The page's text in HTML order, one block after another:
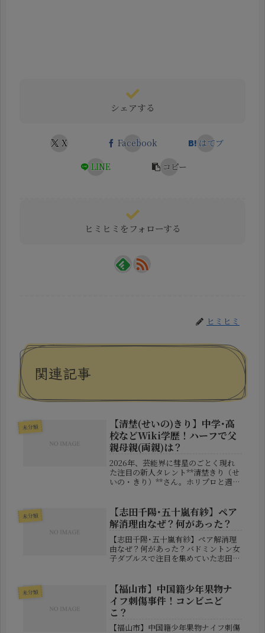
シェアする
X Facebook
はてブ
LINE
コピー
ヒミヒミをフォローする
ヒミヒミ
関連記事
未分類
【清埜(せいの)きり】中学･高
校などWiki学歴！ハーフで父
親母親(両親)は？
2026年、芸能界に彗星のごとく現れ
た注目の新人タレント**清埜きり（せ
いの・きり）**さん。ホリプロと週刊
獲得し、その瞬間から検索急上昇ワー
ドに躍り出ました。今回は、...
未分類
【志田千陽･五十嵐有紗】ペア
解消理由なぜ？何があった？
【志田千陽･五十嵐有紗】ペア解消理
由なぜ？何があった？バドミントン女
子ダブルスで注目を集めていた志田千
年パリオリンピック銅メダリストの志
田選手と、混合ダブルスで長年トッ
プ...
未分類
【福山市】中国籍少年果物ナ
イフ刺傷事件！コンビニど
こ？
【福山市】中国籍少年果物ナイフ刺傷